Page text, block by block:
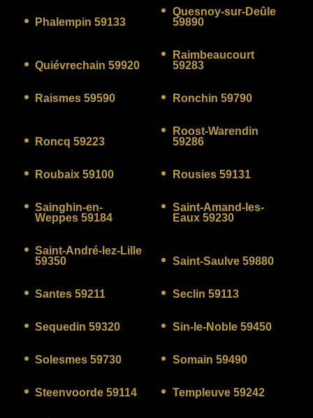
Phalempin 59133
Quesnoy-sur-Deûle
59890
Quiévrechain 59920
Raimbeaucourt
59283
Raismes 59590 Ronchin 59790
Roncq 59223
Roost-Warendin
59286
Roubaix 59100 Rousies 59131
Sainghin-en-
Weppes 59184
Saint-Amand-les-
Eaux 59230
Saint-André-lez-Lille
59350
Saint-Saulve 59880
Santes 59211 Seclin 59113
Sequedin 59320 Sin-le-Noble 59450
Solesmes 59730 Somain 59490
Steenvoorde 59114 Templeuve 59242